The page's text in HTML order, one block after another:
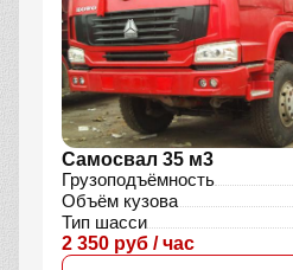
Самосвал 35 м3
Грузоподъёмность
Объём кузова
Тип шасси
2 350 руб / час